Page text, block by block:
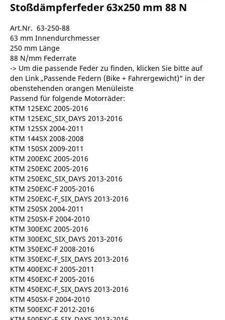
Stoßdämpferfeder 63x250 mm 88 N
Art.Nr. 63-250-88
63 mm Innendurchmesser
250 mm Länge
88 N/mm Federrate
-> Um die passende Feder zu finden, klicken Sie bitte auf
den Link „Passende Federn (Bike + Fahrergewicht)“ in der
obenstehenden orangen Menüleiste
Passend für folgende Motorräder:
KTM 125EXC 2005-2016
KTM 125EXC_SIX_DAYS 2013-2016
KTM 125SX 2004-2011
KTM 144SX 2008-2008
KTM 150SX 2009-2011
KTM 200EXC 2005-2016
KTM 250EXC 2005-2016
KTM 250EXC_SIX_DAYS 2013-2016
KTM 250EXC-F 2005-2016
KTM 250EXC-F_SIX_DAYS 2013-2016
KTM 250SX 2004-2011
KTM 250SX-F 2004-2010
KTM 300EXC 2005-2016
KTM 300EXC_SIX_DAYS 2013-2016
KTM 350EXC-F 2008-2016
KTM 350EXC-F_SIX_DAYS 2013-2016
KTM 400EXC-F 2005-2011
KTM 450EXC-F 2005-2016
KTM 450EXC-F_SIX_DAYS 2013-2016
KTM 450SX-F 2004-2010
KTM 500EXC-F 2012-2016